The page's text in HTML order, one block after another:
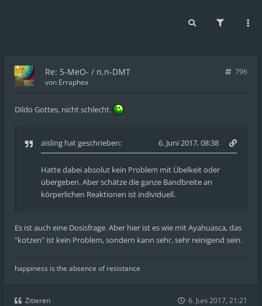
Re: 5-MeO- / n,n-DMT
796
von Erraphex
Dildo Gottes, nicht schlecht.
aisling hat geschrieben: 6. Juni 2017, 08:38
Hatte dabei absolut kein Problem mit Übelkeit oder
übergeben. Aber schätze die ganze Bandbreite an
körperlichen Reaktionen ist individuell.
Es ist auch eine Dosisfrage. Aber hier ist es wie mit Ayahuasca, das
"kotzen" ist kein Problem, sondern kann sehr, sehr reinigend sein.
happiness is the absence of resistance
Zitieren 6. Juni 2017, 21:21